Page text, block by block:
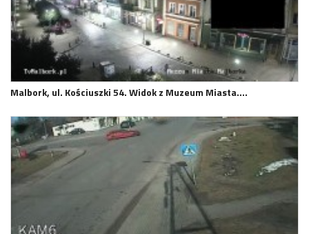
Malbork, ul. Kościuszki 54. Widok z Muzeum Miasta.…